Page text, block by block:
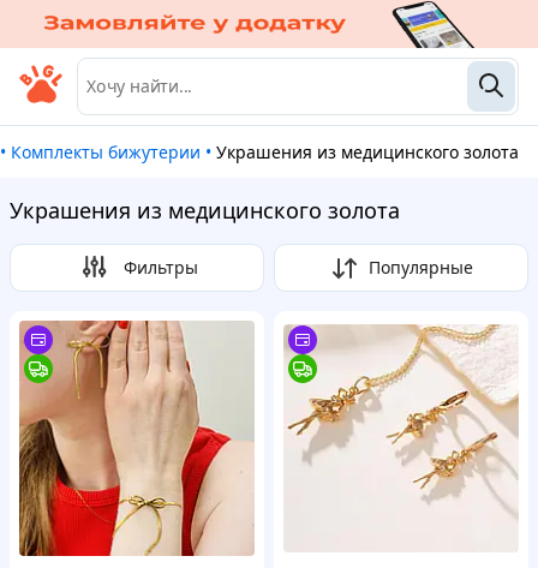
• Комплекты бижутерии • украшения из медицинского золота
Украшения из медицинского золота
Фильтры Популярные